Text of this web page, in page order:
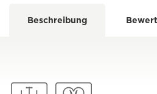
Beschreibung